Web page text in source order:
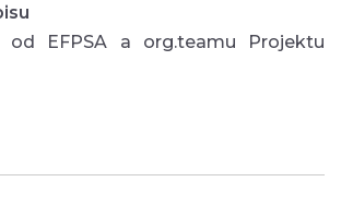
od EFPSA a org.teamu Projektu